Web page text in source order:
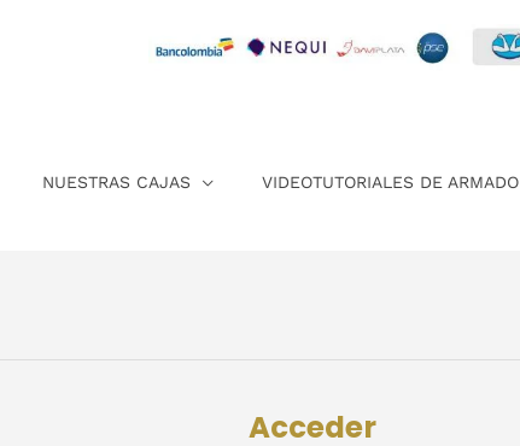
NUESTRAS CAJAS VIDEOTUTORIALES DE ARMADO
Acceder